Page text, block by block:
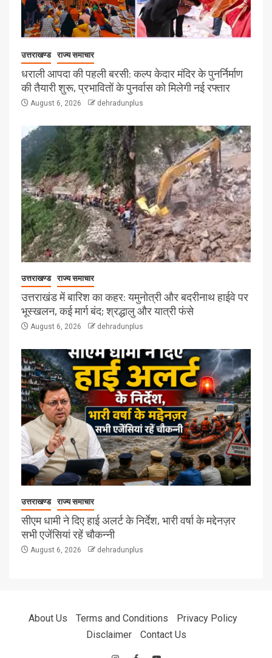
उत्तराखण्ड राज्य समाचार
धराली आपदा की पहली बरसी: कल्प केदार मंदिर के पुनर्निर्माण
की तैयारी शुरू, प्रभावितों के पुनर्वास को मिलेगी नई रफ्तार
August 6, 2026 dehradunplus
उत्तराखण्ड राज्य समाचार
उत्तराखंड में बारिश का कहर: यमुनोत्री और बदरीनाथ हाईवे पर
भूस्खलन, कई मार्ग बंद; श्रद्धालु और यात्री फंसे
August 6, 2026 dehradunplus
उत्तराखण्ड राज्य समाचार
सीएम धामी ने दिए हाई अलर्ट के निर्देश, भारी वर्षा के मद्देनज़र
सभी एजेंसियां रहें चौकन्नी
August 6, 2026 dehradunplus
About Us Terms and Conditions
Privacy Policy
Disclaimer
Contact Us